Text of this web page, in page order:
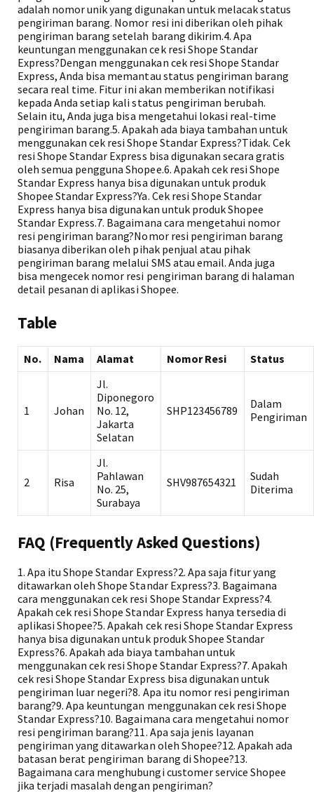
adalah nomor unik yang digunakan untuk melacak status
pengiriman barang. Nomor resi ini diberikan oleh pihak
pengiriman barang setelah barang dikirim.4. Apa
keuntungan menggunakan cek resi Shope Standar
Express?Dengan menggunakan cek resi Shope Standar
Express, Anda bisa memantau status pengiriman barang
secara real time. Fitur ini akan memberikan notifikasi
kepada Anda setiap kali status pengiriman berubah.
Selain itu, Anda juga bisa mengetahui lokasi real-time
pengiriman barang.5. Apakah ada biaya tambahan untuk
menggunakan cek resi Shope Standar Express?Tidak. Cek
resi Shope Standar Express bisa digunakan secara gratis
oleh semua pengguna Shopee.6. Apakah cek resi Shope
Standar Express hanya bisa digunakan untuk produk
Shopee Standar Express?Ya. Cek resi Shope Standar
Express hanya bisa digunakan untuk produk Shopee
Standar Express.7. Bagaimana cara mengetahui nomor
resi pengiriman barang?Nomor resi pengiriman barang
biasanya diberikan oleh pihak penjual atau pihak
pengiriman barang melalui SMS atau email. Anda juga
bisa mengecek nomor resi pengiriman barang di halaman
detail pesanan di aplikasi Shopee.
Table
No. Nama Alamat Nomor Resi Status
1 Johan
Jl.
Diponegoro
No. 12,
Jakarta
Selatan
SHP123456789
Dalam
Pengiriman
2 Risa
Jl.
Pahlawan
No. 25,
Surabaya
SHV987654321
Sudah
Diterima
FAQ (Frequently Asked Questions)
1. Apa itu Shope Standar Express?2. Apa saja fitur yang
ditawarkan oleh Shope Standar Express?3. Bagaimana
cara menggunakan cek resi Shope Standar Express?4.
Apakah cek resi Shope Standar Express hanya tersedia di
aplikasi Shopee?5. Apakah cek resi Shope Standar Express
hanya bisa digunakan untuk produk Shopee Standar
Express?6. Apakah ada biaya tambahan untuk
menggunakan cek resi Shope Standar Express?7. Apakah
cek resi Shope Standar Express bisa digunakan untuk
pengiriman luar negeri?8. Apa itu nomor resi pengiriman
barang?9. Apa keuntungan menggunakan cek resi Shope
Standar Express?10. Bagaimana cara mengetahui nomor
resi pengiriman barang?11. Apa saja jenis layanan
pengiriman yang ditawarkan oleh Shopee?12. Apakah ada
batasan berat pengiriman barang di Shopee?13.
Bagaimana cara menghubungi customer service Shopee
jika terjadi masalah dengan pengiriman?